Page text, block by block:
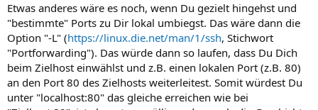
Etwas anderes wäre es noch, wenn Du gezielt hingehst und
"bestimmte" Ports zu Dir lokal umbiegst. Das wäre dann die
Option "-L" (https://linux.die.net/man/1/ssh, Stichwort
"Portforwarding"). Das würde dann so laufen, dass Du Dich
beim Zielhost einwählst und z.B. einen lokalen Port (z.B. 80)
an den Port 80 des Zielhosts weiterleitest. Somit würdest Du
unter "localhost:80" das gleiche erreichen wie bei